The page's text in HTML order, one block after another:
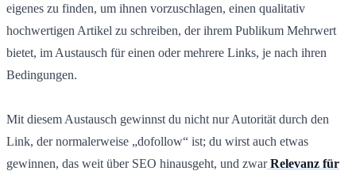
eigenes zu finden, um ihnen vorzuschlagen, einen qualitativ
hochwertigen Artikel zu schreiben, der ihrem Publikum Mehrwert
bietet, im Austausch für einen oder mehrere Links, je nach ihren
Bedingungen.
Mit diesem Austausch gewinnst du nicht nur Autorität durch den
Link, der normalerweise „dofollow“ ist; du wirst auch etwas
gewinnen, das weit über SEO hinausgeht, und zwar Relevanz für